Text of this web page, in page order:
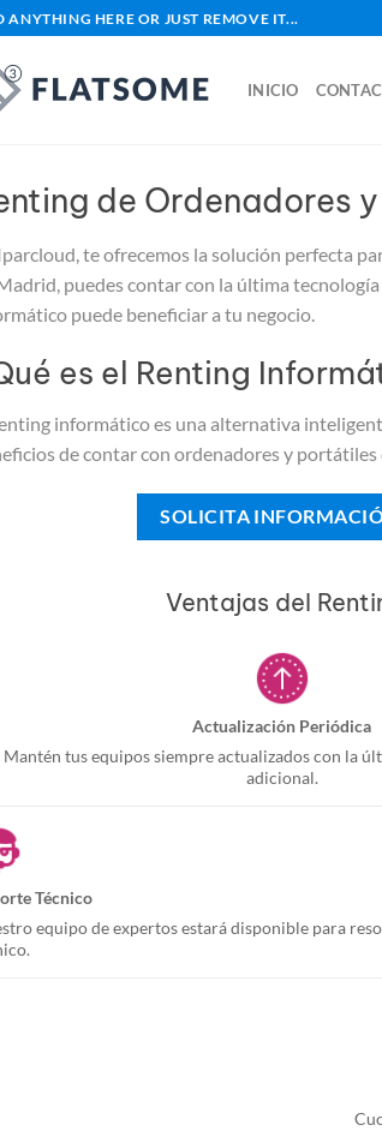
ANYTHING HERE OR JUST REMOVE IT...
INICIO
de Ordenadores
te ofrecemos la solución perfecta
puedes contar con la última
puede beneficiar a tu negocio.
es el Renting
informático es una alternativa
de contar con ordenadores y
SOLICITA
Ventajas del
Actualización Periódica
Mantén tus equipos siempre actualizados con la
adicional.
Técnico
equipo de expertos estará disponible para